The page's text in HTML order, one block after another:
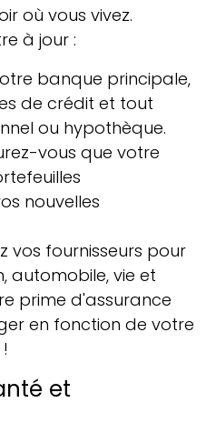
où vous vivez.
à jour :
banque principale,
de crédit et tout
ou hypothèque.
vous que votre
nouvelles
vos fournisseurs pour
automobile, vie et
prime d'assurance
en fonction de votre
et